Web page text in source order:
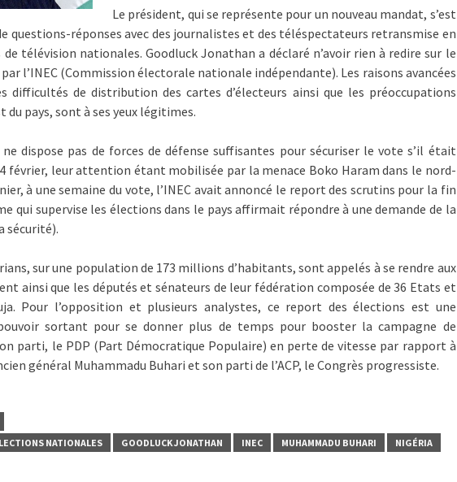
Le président, qui se représente pour un nouveau mandat, s’est
questions-réponses avec des journalistes et des téléspectateurs retransmise en
télévision nationales. Goodluck Jonathan a déclaré n’avoir rien à redire sur le
l’INEC (Commission électorale nationale indépendante). Les raisons avancées
difficultés de distribution des cartes d’électeurs ainsi que les préoccupations
pays, sont à ses yeux légitimes.
ne dispose pas de forces de défense suffisantes pour sécuriser le vote s’il était
février, leur attention étant mobilisée par la menace Boko Haram dans le nord-
à une semaine du vote, l’INEC avait annoncé le report des scrutins pour la fin
qui supervise les élections dans le pays affirmait répondre à une demande de la
sécurité).
sur une population de 173 millions d’habitants, sont appelés à se rendre aux
ainsi que les députés et sénateurs de leur fédération composée de 36 Etats et
Pour l’opposition et plusieurs analystes, ce report des élections est une
sortant pour se donner plus de temps pour booster la campagne de
parti, le PDP (Part Démocratique Populaire) en perte de vitesse par rapport à
général Muhammadu Buhari et son parti de l’ACP, le Congrès progressiste.
NATIONALES GOODLUCK JONATHAN INEC MUHAMMADU BUHARI
NIGÉRIA